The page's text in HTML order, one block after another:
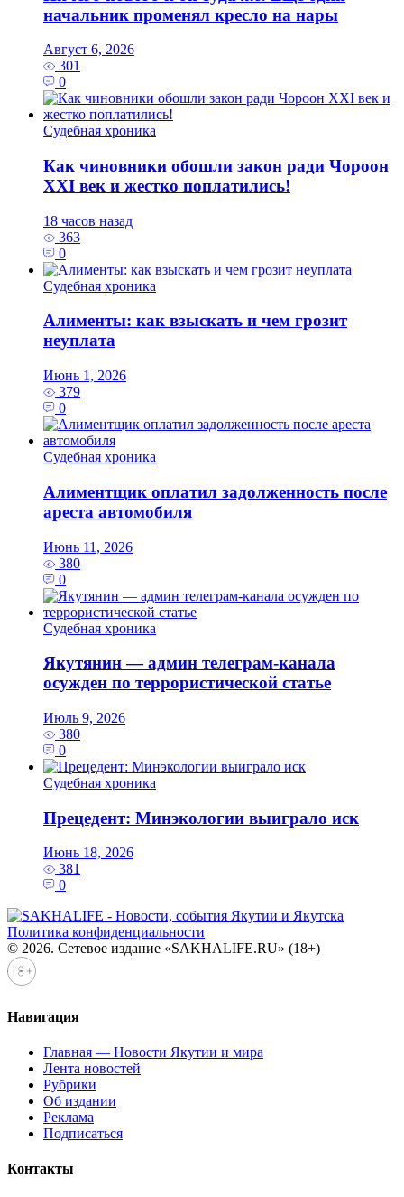
начальник променял кресло на нары
Август 6, 2026
301
0
Судебная хроника
Как чиновники обошли закон ради Чороон
XXI век и жестко поплатились!
18 часов назад
363
0
Судебная хроника
Алименты: как взыскать и чем грозит
неуплата
Июнь 1, 2026
379
0
Судебная хроника
Алиментщик оплатил задолженность после
ареста автомобиля
Июнь 11, 2026
380
0
Судебная хроника
Якутянин — админ телеграм-канала
осужден по террористической статье
Июль 9, 2026
380
0
Судебная хроника
Прецедент: Минэкологии выиграло иск
Июнь 18, 2026
381
0
Политика конфиденциальности
© 2026. Сетевое издание «SAKHALIFE.RU» (18+)
Навигация
Главная — Новости Якутии и мира
Лента новостей
Рубрики
Об издании
Реклама
Подписаться
Контакты